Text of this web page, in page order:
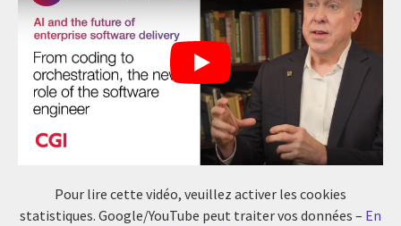
Pour lire cette vidéo, veuillez activer les cookies
statistiques. Google/YouTube peut traiter vos données – En